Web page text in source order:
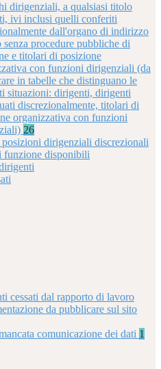
dirigenziali, a qualsiasi titolo
ivi inclusi quelli conferiti
dall'organo di indirizzo
procedure pubbliche di
e titolari di posizione
con funzioni dirigenziali (da
in tabelle che distinguano le
situazioni: dirigenti, dirigenti
discrezionalmente, titolari di
organizzativa con funzioni
26
dirigenziali discrezionali
funzione disponibili
cessati dal rapporto di lavoro
da pubblicare sul sito
comunicazione dei dati 1